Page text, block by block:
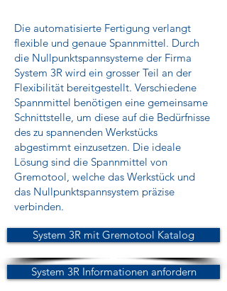
Die automatisierte Fertigung verlangt
flexible und genaue Spannmittel. Durch
die Nullpunktspannsysteme der Firma
System 3R wird ein grosser Teil an der
Flexibilität bereitgestellt. Verschiedene
Spannmittel benötigen eine gemeinsame
Schnittstelle, um diese auf die Bedürfnisse
des zu spannenden Werkstücks
abgestimmt einzusetzen. Die ideale
Lösung sind die Spannmittel von
Gremotool, welche das Werkstück und
das Nullpunktspannsystem präzise
verbinden.
System 3R mit Gremotool Katalog
System 3R Informationen anfordern